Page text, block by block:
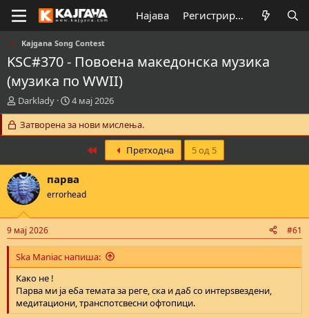
Најава Регистрирај се
Kajgana Song Contest
KSC#370 - Повоена македонска музика
(музика по WWII)
К
р
е
а
о
р
н
а
т
м
а
т
а
Darklady
В
р
е
м
н
з
а
ч
н
у
а
њ
е
4 мај 2026
Затворена за нови мислења.
Претходна 5 од 5
парва
errorhead
9 мај 2026 #61
Ska Maniac напиша:
Како не !
Парва ми ја еба темата за реге, ска и даб со интерѕвездени,
медитациони, транспотсвесни офтопици.